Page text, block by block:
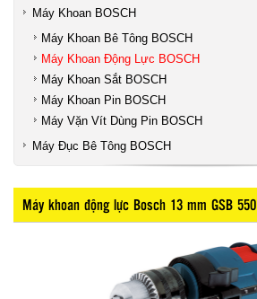
Máy Khoan BOSCH
Máy Khoan Bê Tông BOSCH
Máy Khoan Động Lực BOSCH
Máy Khoan Sắt BOSCH
Máy Khoan Pin BOSCH
Máy Vặn Vít Dùng Pin BOSCH
Máy Đục Bê Tông BOSCH
Máy khoan động lực Bosch 13 mm GSB 550